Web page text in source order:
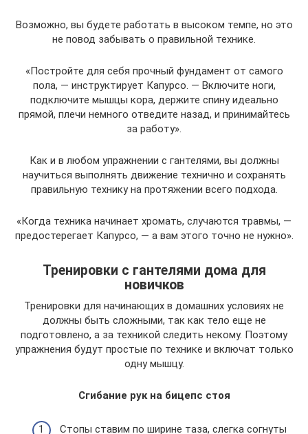
Возможно, вы будете работать в высоком темпе, но это
не повод забывать о правильной технике.
«Постройте для себя прочный фундамент от самого
пола, — инструктирует Капурсо. — Включите ноги,
подключите мышцы кора, держите спину идеально
прямой, плечи немного отведите назад, и принимайтесь
за работу».
Как и в любом упражнении с гантелями, вы должны
научиться выполнять движение технично и сохранять
правильную технику на протяжении всего подхода.
«Когда техника начинает хромать, случаются травмы, —
предостерегает Капурсо, — а вам этого точно не нужно».
Тренировки с гантелями дома для
новичков
Тренировки для начинающих в домашних условиях не
должны быть сложными, так как тело еще не
подготовлено, а за техникой следить некому. Поэтому
упражнения будут простые по технике и включат​ только
одну мышцу.
Сгибание рук на бицепс стоя
Стопы ставим по ширине​ таза, слегка согнуты